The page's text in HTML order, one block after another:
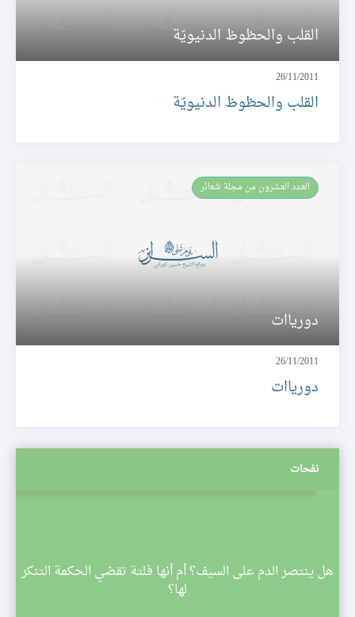
القلب والحظوظ الدنيويّة
26/11/2011
القلب والحظوظ الدنيويّة
العـدد العشرون من مجلة شعائر
دورياات
26/11/2011
دورياات
نفحات
هل ينتصر الدم على السيف؟ أم أنها فلتة تقضي الحكمة التنكر
لها؟